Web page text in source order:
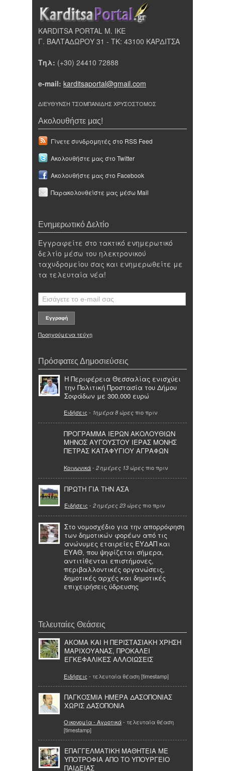
KARDITSA PORTAL Μ. ΙΚΕ
Γ. ΒΑΛΤΑΔΩΡΟΥ 31 - ΤΚ: 43100 ΚΑΡΔΙΤΣΑ
Τηλ: (+30) 24410 72888
e-mail: karditsaportal@gmail.com
ΔΙΕΥΘΥΝΣΗ ΤΣΟΜΠΑΝΙΔΗΣ ΧΡΥΣΟΣΤΟΜΟΣ
Ακολουθήστε μας!
Γίνετε συνδρομητές στο RSS Feed
Ακολουθήστε μας στο Twitter
Ακολουθήστε μας στο Facebook
Παρακολουθείστε μας μέσω Mail
Ενημερωτικό Δελτίο
Εγγραφείτε στο τακτικό ενημερωτικό
δελτίο μέσω του ηλεκτρονικού
ταχυδρομείου σας και ενημερωθείτε με
τα τελευταία νέα!
Προηγούμενα τεύχη
Πρόσφατες Δημοσιεύσεις
Η Περιφέρεια Θεσσαλίας ενισχύει
την Πολιτική Προστασία του Δήμου
Σοφάδων με 300.000 ευρώ
Ειδήσεις - 1ημέρα 8 ώρες πιο πριν
ΠΡΟΓΡΑΜΜΑ ΙΕΡΩΝ ΑΚΟΛΟΥΘΙΩΝ
ΜΗΝΟΣ ΑΥΓΟΥΣΤΟΥ ΙΕΡΑΣ ΜΟΝΗΣ
ΠΕΤΡΑΣ ΚΑΤΑΦΥΓΙΟΥ ΑΓΡΑΦΩΝ
Κοινωνικά- 2 ημέρες 13 ώρες πιο πριν
ΠΡΩΤΗ ΓΙΑ ΤΗΝ ΑΣΑ
Ειδήσεις - 2 ημέρες 23 ώρες πιο πριν
Στο νομοσχέδιο για την απορρόφηση
των δημοτικών φορέων από τις
ανώνυμες εταιρείες ΕΥΔΑΠ και
ΕΥΑΘ, που ψηφίζεται σήμερα,
αντιτίθενται επιστήμονες,
περιβαλλοντικές οργανώσεις,
δημοτικές αρχές και δημοτικές
επιχειρήσεις ύδρευσης
Τελευταίες Θεάσεις
ΑΚΟΜΑ ΚΑΙ Η ΠΕΡΙΣΤΑΣΙΑΚΗ ΧΡΗΣΗ
ΜΑΡΙΧΟΥΑΝΑΣ, ΠΡΟΚΑΛΕΙ
ΕΓΚΕΦΑΛΙΚΕΣ ΑΛΛΟΙΩΣΕΙΣ
Ειδήσεις - τελευταία θέαση [timestamp]
ΠΑΓΚΟΣΜΙΑ ΗΜΕΡΑ ΔΑΣΟΠΟΝΙΑΣ
ΧΩΡΙΣ ΔΑΣΟΠΟΝΙΑ
Οικονομία - Αγροτικά- τελευταία θέαση
[timestamp]
ΕΠΑΓΓΕΛΜΑΤΙΚΗ ΜΑΘΗΤΕΙΑ ΜΕ
ΥΠΟΤΡΟΦΙΑ ΑΠΟ ΤΟ ΥΠΟΥΡΓΕΙΟ
ΠΑΙΔΕΙΑΣ